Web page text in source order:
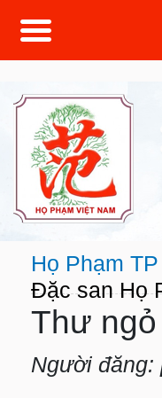
Họ Phạm
Đặc san Họ
Thư
Người đăng: